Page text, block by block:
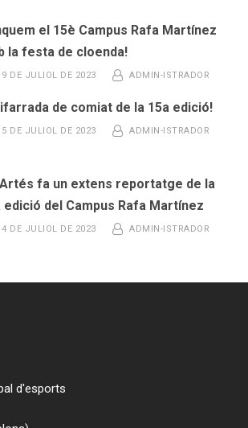
el 15è Campus Rafa Martínez
la festa de cloenda!
DE JULIOL DE 2023 ADMIN-ISTRADOR
de comiat de la 15a edició!
DE JULIOL DE 2023 ADMIN-ISTRADOR
fa un extens reportatge de la
edició del Campus Rafa Martínez
DE JULIOL DE 2023 ADMIN-ISTRADOR
d'esports